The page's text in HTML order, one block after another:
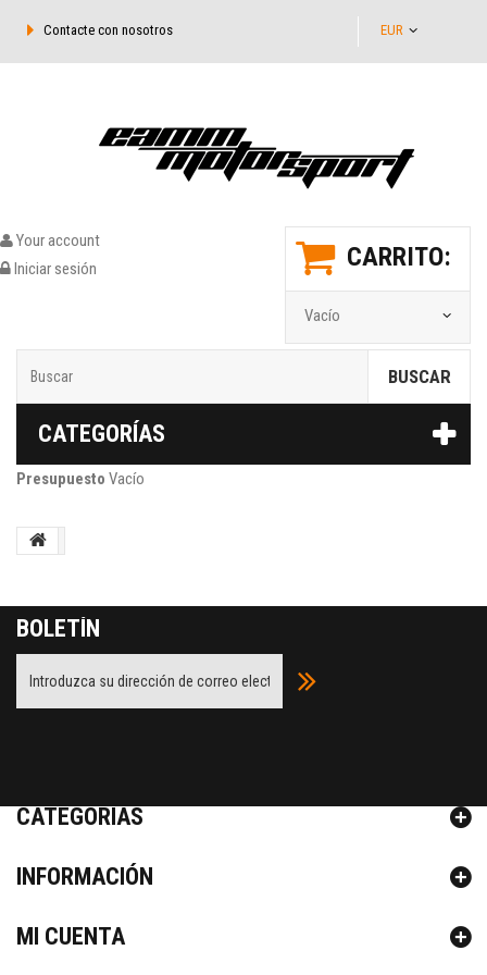
EUR
Contacte con nosotros
CARRITO:
Vacío
Your account
Iniciar sesión
BUSCAR
CATEGORÍAS
Presupuesto Vacío
BOLETÍN
CATEGORÍAS
INFORMACIÓN
MI CUENTA